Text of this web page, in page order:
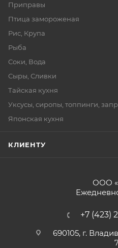
Приправы
Птица замороженая
Рис, Крупа
Рыба
Соки, Вода
Сыры, Сливки
Тайская кухня
Уксусы, сиропы, топпинги,
Японская кухня
КЛИЕНТУ
ООО
+7 (423)
690105, г.